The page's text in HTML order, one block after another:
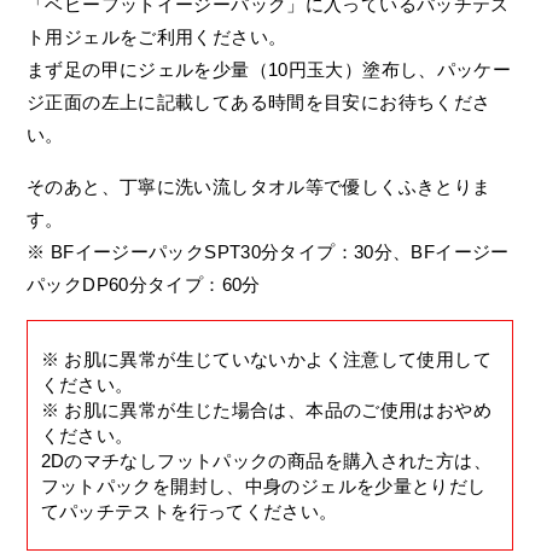
「ベビーフットイージーパック」に入っているパッチテス
ト用ジェルをご利用ください。
まず足の甲にジェルを少量（10円玉大）塗布し、パッケー
ジ正面の左上に記載してある時間を目安にお待ちくださ
い。
そのあと、丁寧に洗い流しタオル等で優しくふきとりま
す。
※ BFイージーパックSPT30分タイプ：30分、BFイージー
パックDP60分タイプ：60分
※ お肌に異常が生じていないかよく注意して使用して
ください。
※ お肌に異常が生じた場合は、本品のご使用はおやめ
ください。
2Dのマチなしフットパックの商品を購入された方は、
フットパックを開封し、中身のジェルを少量とりだし
てパッチテストを行ってください。